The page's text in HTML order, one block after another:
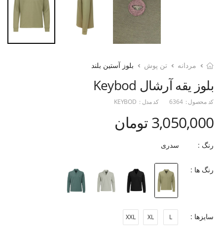
مردانه تن پوش بلوز آستین بلند
بلوز یقه آرشال Keybod
کد محصول : 6364 کد مدل : KEYBOD
3,050,000 تومان
رنگ : سدری
رنگ ها :
سایزها : L
XL
XXL